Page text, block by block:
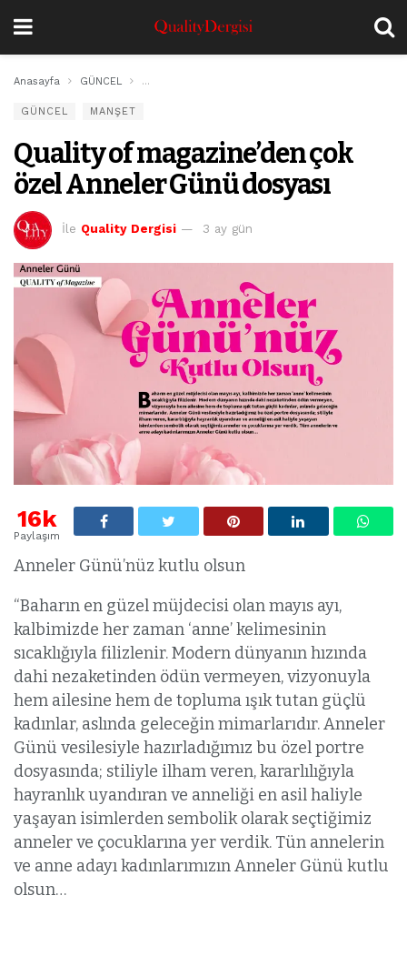
Anasayfa GÜNCEL Quality of magazine’den çok özel Anneler Günü
GÜNCEL MANŞET
Quality of magazine’den çok
özel Anneler Günü dosyası
İle Quality Dergisi 3 ay gün
16k
Paylaşım
Anneler Günü’nüz kutlu olsun
“Baharın en güzel müjdecisi olan mayıs ayı,
kalbimizde her zaman ‘anne’ kelimesinin
sıcaklığıyla filizlenir. Modern dünyanın hızında
dahi nezaketinden ödün vermeyen, vizyonuyla
hem ailesine hem de topluma ışık tutan güçlü
kadınlar, aslında geleceğin mimarlarıdır. Anneler
Günü vesilesiyle hazırladığımız bu özel portre
dosyasında; stiliyle ilham veren, kararlılığıyla
hayranlık uyandıran ve anneliği en asil haliyle
yaşayan isimlerden sembolik olarak seçtiğimiz
anneler ve çocuklarına yer verdik. Tün annelerin
ve anne adayı kadınlarımızın Anneler Günü kutlu
olsun…